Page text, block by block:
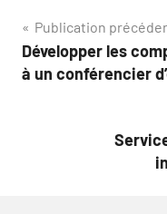
Navigation
de
Publication
Développer les
à un conférencier